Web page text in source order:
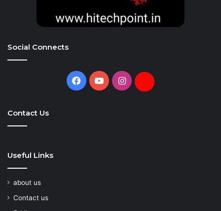
Social Connects
Facebook
YouTubeInstagramDaily
Contact Us
Useful Links
about us
Contact us